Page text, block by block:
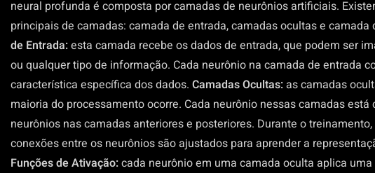
neural profunda é composta por camadas de neurônios artificiais.
principais de camadas: camada de entrada, camadas ocultas e camada
de Entrada:esta camada recebe os dados de entrada, que podem ser
ou qualquer tipo de informação. Cada neurônio na camada de entrada
característica específica dos dados. Camadas Ocultas: as camadas
maioria do processamento ocorre. Cada neurônio nessas camadas está
neurônios nas camadas anteriores e posteriores. Durante o
conexões entre os neurônios são ajustados para aprender a
Funções de Ativação:cada neurônio em uma camada oculta aplica